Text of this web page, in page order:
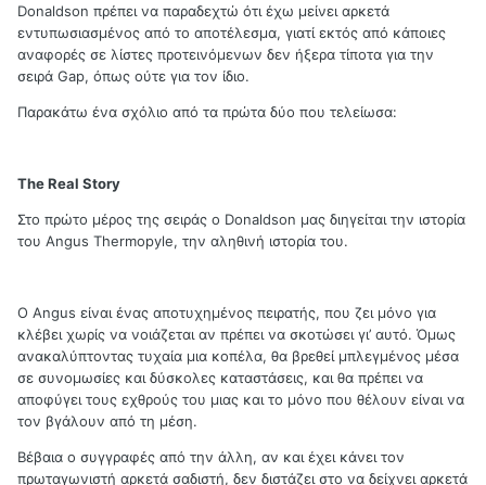
Donaldson πρέπει να παραδεχτώ ότι έχω μείνει αρκετά
εντυπωσιασμένος από το αποτέλεσμα, γιατί εκτός από κάποιες
αναφορές σε λίστες προτεινόμενων δεν ήξερα τίποτα για την
σειρά Gap, όπως ούτε για τον ίδιο.
Παρακάτω ένα σχόλιο από τα πρώτα δύο που τελείωσα:
TheReal Story
Στο πρώτο μέρος της σειράς ο Donaldson μας διηγείται την ιστορία
του Angus Thermopyle, την αληθινή ιστορία του.
Ο Angus είναι ένας αποτυχημένος πειρατής, που ζει μόνο για
κλέβει χωρίς να νοιάζεται αν πρέπει να σκοτώσει γι’ αυτό. Όμως
ανακαλύπτοντας τυχαία μια κοπέλα, θα βρεθεί μπλεγμένος μέσα
σε συνομωσίες και δύσκολες καταστάσεις, και θα πρέπει να
αποφύγει τους εχθρούς του μιας και το μόνο που θέλουν είναι να
τον βγάλουν από τη μέση.
Βέβαια ο συγγραφές από την άλλη, αν και έχει κάνει τον
πρωταγωνιστή αρκετά σαδιστή, δεν διστάζει στο να δείχνει αρκετά